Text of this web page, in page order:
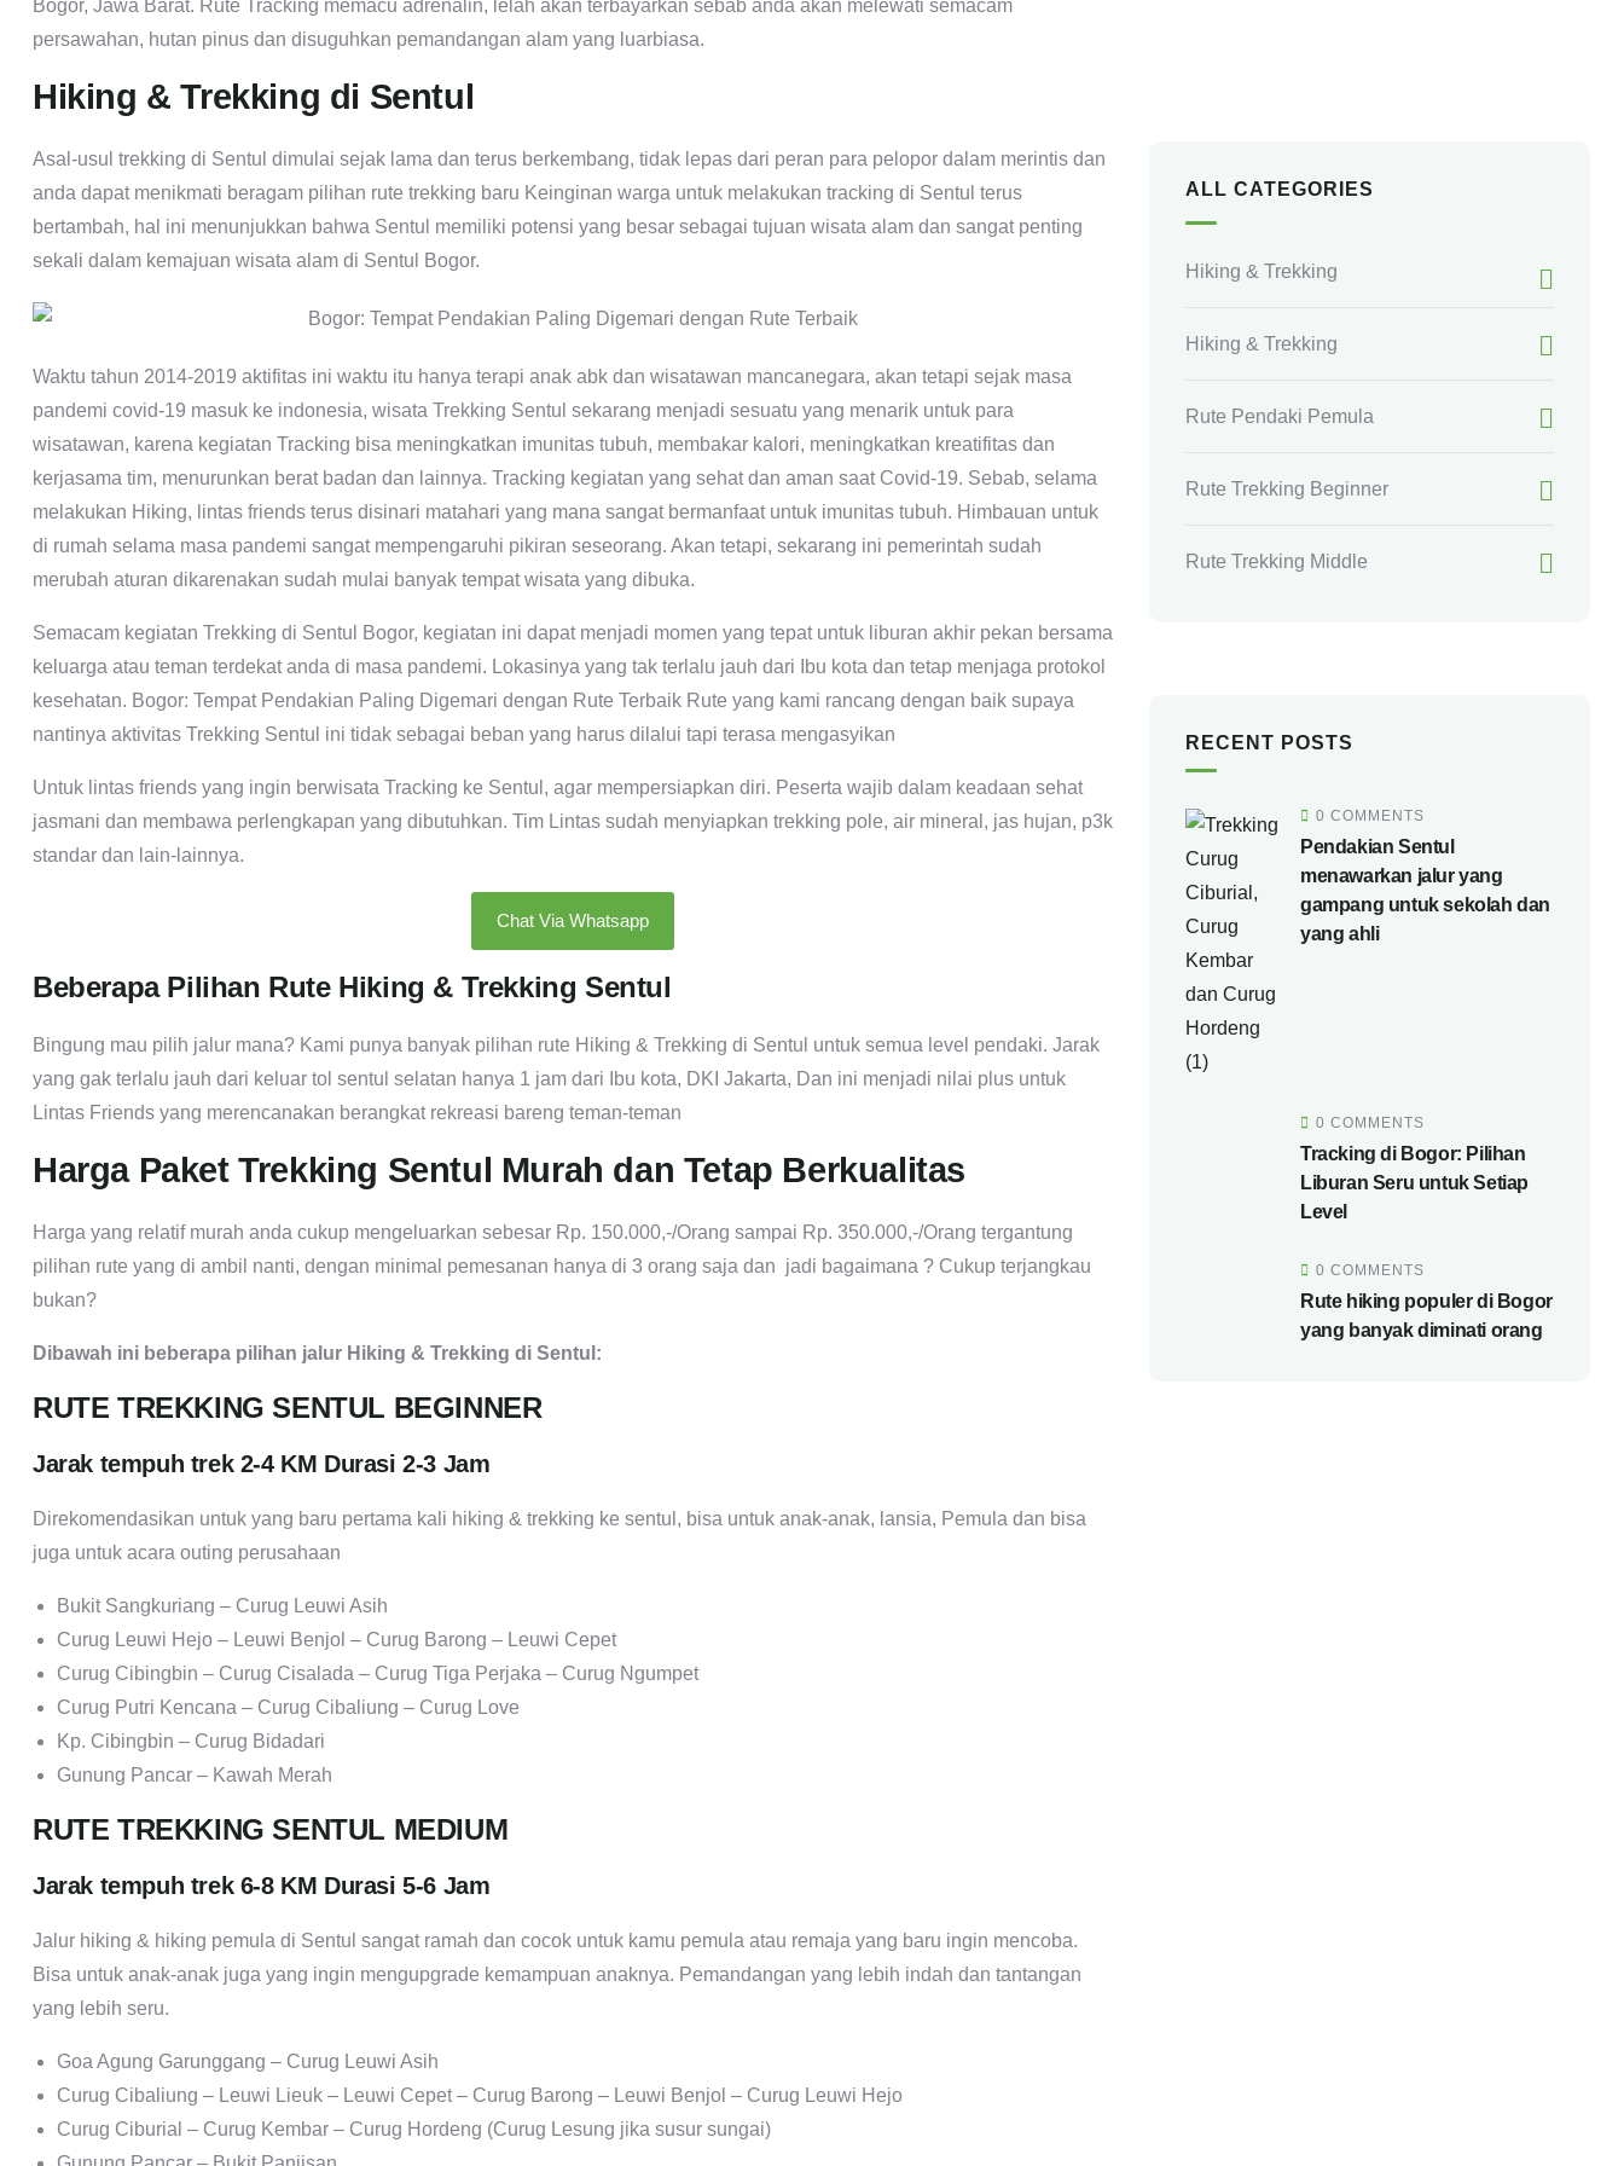
Bogor, Jawa Barat. Rute Tracking memacu adrenalin, lelah akan terbayarkan sebab anda akan melewati semacam
persawahan, hutan pinus dan disuguhkan pemandangan alam yang luarbiasa.
Hiking & Trekking di Sentul
Asal-usul trekking di Sentul dimulai sejak lama dan terus berkembang, tidak lepas dari peran para pelopor dalam merintis dan
anda dapat menikmati beragam pilihan rute trekking baru Keinginan warga untuk melakukan tracking di Sentul terus
bertambah, hal ini menunjukkan bahwa Sentul memiliki potensi yang besar sebagai tujuan wisata alam dan sangat penting
sekali dalam kemajuan wisata alam di Sentul Bogor.
Waktu tahun 2014-2019 aktifitas ini waktu itu hanya terapi anak abk dan wisatawan mancanegara, akan tetapi sejak masa
pandemi covid-19 masuk ke indonesia, wisata Trekking Sentul sekarang menjadi sesuatu yang menarik untuk para
wisatawan, karena kegiatan Tracking bisa meningkatkan imunitas tubuh, membakar kalori, meningkatkan kreatifitas dan
kerjasama tim, menurunkan berat badan dan lainnya. Tracking kegiatan yang sehat dan aman saat Covid-19. Sebab, selama
melakukan Hiking, lintas friends terus disinari matahari yang mana sangat bermanfaat untuk imunitas tubuh. Himbauan untuk
di rumah selama masa pandemi sangat mempengaruhi pikiran seseorang. Akan tetapi, sekarang ini pemerintah sudah
merubah aturan dikarenakan sudah mulai banyak tempat wisata yang dibuka.
Semacam kegiatan Trekking di Sentul Bogor, kegiatan ini dapat menjadi momen yang tepat untuk liburan akhir pekan bersama
keluarga atau teman terdekat anda di masa pandemi. Lokasinya yang tak terlalu jauh dari Ibu kota dan tetap menjaga protokol
kesehatan. Bogor: Tempat Pendakian Paling Digemari dengan Rute Terbaik Rute yang kami rancang dengan baik supaya
nantinya aktivitas Trekking Sentul ini tidak sebagai beban yang harus dilalui tapi terasa mengasyikan
Untuk lintas friends yang ingin berwisata Tracking ke Sentul, agar mempersiapkan diri. Peserta wajib dalam keadaan sehat
jasmani dan membawa perlengkapan yang dibutuhkan. Tim Lintas sudah menyiapkan trekking pole, air mineral, jas hujan, p3k
standar dan lain-lainnya.
Chat Via Whatsapp
Beberapa Pilihan Rute Hiking & Trekking Sentul
Bingung mau pilih jalur mana? Kami punya banyak pilihan rute Hiking & Trekking di Sentul untuk semua level pendaki. Jarak
yang gak terlalu jauh dari keluar tol sentul selatan hanya 1 jam dari Ibu kota, DKI Jakarta, Dan ini menjadi nilai plus untuk
Lintas Friends yang merencanakan berangkat rekreasi bareng teman-teman
Harga Paket Trekking Sentul Murah dan Tetap Berkualitas
Harga yang relatif murah anda cukup mengeluarkan sebesar Rp. 150.000,-/Orang sampai Rp. 350.000,-/Orang tergantung
pilihan rute yang di ambil nanti, dengan minimal pemesanan hanya di 3 orang saja dan jadi bagaimana ? Cukup terjangkau
bukan?
Dibawah ini beberapa pilihan jalur Hiking & Trekking di Sentul:
RUTE TREKKING SENTUL BEGINNER
Jarak tempuh trek 2-4 KM Durasi 2-3 Jam
Direkomendasikan untuk yang baru pertama kali hiking & trekking ke sentul, bisa untuk anak-anak, lansia, Pemula dan bisa
juga untuk acara outing perusahaan
Bukit Sangkuriang – Curug Leuwi Asih
Curug Leuwi Hejo – Leuwi Benjol – Curug Barong – Leuwi Cepet
Curug Cibingbin – Curug Cisalada – Curug Tiga Perjaka – Curug Ngumpet
Curug Putri Kencana – Curug Cibaliung – Curug Love
Kp. Cibingbin – Curug Bidadari
Gunung Pancar – Kawah Merah
RUTE TREKKING SENTUL MEDIUM
Jarak tempuh trek 6-8 KM Durasi 5-6 Jam
Jalur hiking & hiking pemula di Sentul sangat ramah dan cocok untuk kamu pemula atau remaja yang baru ingin mencoba.
Bisa untuk anak-anak juga yang ingin mengupgrade kemampuan anaknya. Pemandangan yang lebih indah dan tantangan
yang lebih seru.
Goa Agung Garunggang – Curug Leuwi Asih
Curug Cibaliung – Leuwi Lieuk – Leuwi Cepet – Curug Barong – Leuwi Benjol – Curug Leuwi Hejo
Curug Ciburial – Curug Kembar – Curug Hordeng (Curug Lesung jika susur sungai)
ALL CATEGORIES
Hiking & Trekking
Hiking & Trekking
Rute Pendaki Pemula
Rute Trekking Beginner
Rute Trekking Middle
RECENT POSTS
0 COMMENTS
Pendakian Sentul
menawarkan jalur yang
gampang untuk sekolah dan
yang ahli
0 COMMENTS
Tracking di Bogor: Pilihan
Liburan Seru untuk Setiap
Level
0 COMMENTS
Rute hiking populer di Bogor
yang banyak diminati orang